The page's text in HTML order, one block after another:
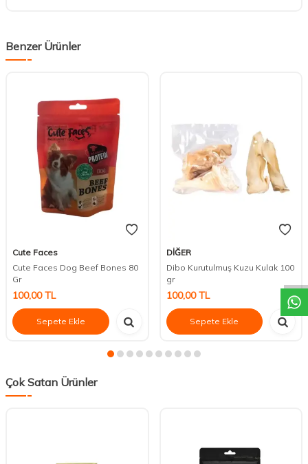
DESTEK
Benzer Ürünler
Cute Faces
Cute Faces Dog Beef Bones 80
Gr
100,00TL
Sepete Ekle
DİĞER
Dibo Kurutulmuş Kuzu Kulak 100
gr
100,00TL
Sepete Ekle
Çok Satan Ürünler